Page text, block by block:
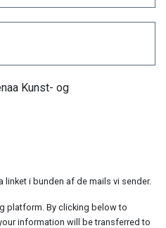
Kunst- og
linket i bunden af de mails vi sender.
platform. By clicking below to
information will be transferred to